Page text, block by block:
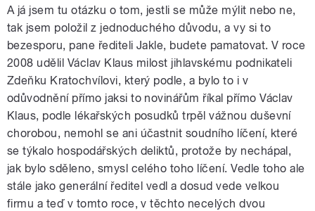
A já jsem tu otázku o tom, jestli se může mýlit nebo ne,
tak jsem položil z jednoduchého důvodu, a vy si to
bezesporu, pane řediteli Jakle, budete pamatovat. V roce
2008 udělil Václav Klaus milost jihlavskému podnikateli
Zdeňku Kratochvílovi, který podle, a bylo to i v
odůvodnění přímo jaksi to novinářům říkal přímo Václav
Klaus, podle lékařských posudků trpěl vážnou duševní
chorobou, nemohl se ani účastnit soudního líčení, které
se týkalo hospodářských deliktů, protože by nechápal,
jak bylo sděleno, smysl celého toho líčení. Vedle toho ale
stále jako generální ředitel vedl a dosud vede velkou
firmu a teď v tomto roce, v těchto necelých dvou